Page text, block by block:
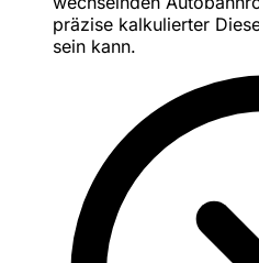
präzise kalkulierter
sein kann.